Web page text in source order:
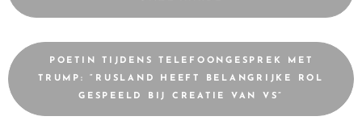
POETIN TIJDENS TELEFOONGESPREK MET
TRUMP: “RUSLAND HEEFT BELANGRIJKE ROL
GESPEELD BIJ CREATIE VAN VS”